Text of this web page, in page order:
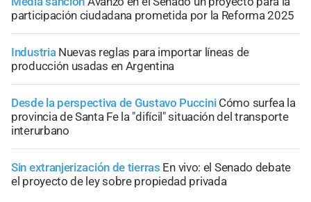
participación ciudadana prometida por la Reforma 2025
Industria Nuevas reglas para importar líneas de
producción usadas en Argentina
Desde la perspectiva de Gustavo Puccini Cómo surfea la
provincia de Santa Fe la "difícil" situación del transporte
interurbano
Sin extranjerización de tierras En vivo: el Senado debate
el proyecto de ley sobre propiedad privada